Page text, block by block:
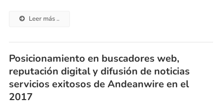
Leer más ..
Posicionamiento en buscadores web,
reputación digital y difusión de noticias
servicios exitosos de Andeanwire en el
2017